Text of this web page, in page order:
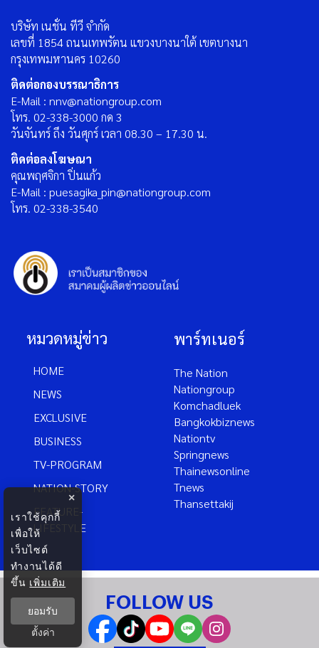
บริษัท เนชั่น ทีวี จำกัด
เลขที่ 1854 ถนนเทพรัตน แขวงบางนาใต้ เขตบางนา
กรุงเทพมหานคร 10260
ติดต่อกองบรรณาธิการ
E-Mail : nnv@nationgroup.com
โทร. 02-338-3000 กด 3
วันจันทร์ ถึง วันศุกร์ เวลา 08.30 – 17.30 น.
ติดต่อลงโฆษณา
คุณพฤศจิกา ปิ่นแก้ว
E-Mail : puesagika_pin@nationgroup.com
โทร. 02-338-3540
หมวดหมู่ข่าว
HOME
NEWS
EXCLUSIVE
BUSINESS
TV-PROGRAM
NATION-STORY
FEATURE-
LIFESTYLE
พาร์ทเนอร์
The Nation
Nationgroup
Komchadluek
Bangkokbiznews
Nationtv
Springnews
Thainewsonline
Tnews
Thansettakij
FOLLOW US
×
เราใช้คุกกี้
เพื่อให้
เว็บไซต์
ทำงานได้ดี
ขึ้น เพิ่มเติม
ยอมรับ
ตั้งค่า